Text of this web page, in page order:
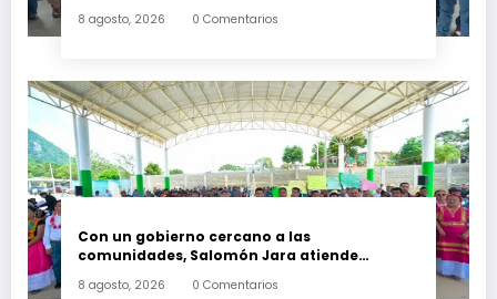
8 agosto, 2026 0 Comentarios
Con un gobierno cercano a las
comunidades, Salomón Jara atiende
Tenango
8 agosto, 2026 0 Comentarios